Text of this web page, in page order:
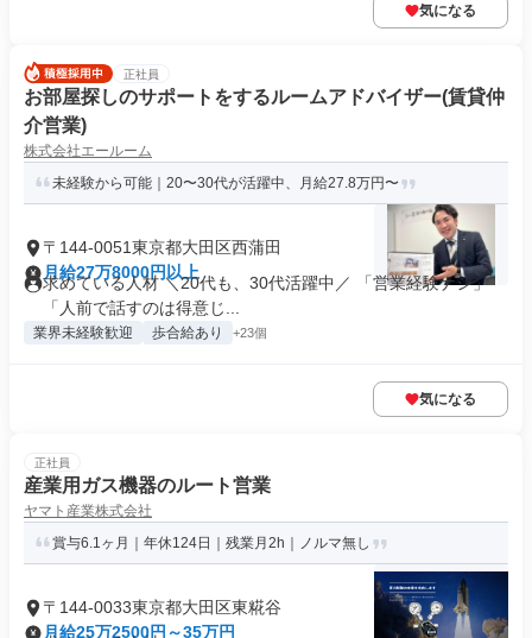
気になる
正社員
お部屋探しのサポートをするルームアドバイザー(賃貸仲
介営業)
株式会社エールーム
未経験から可能｜20〜30代が活躍中、月給27.8万円〜
〒144-0051東京都大田区西蒲田
月給27万8000円以上
求めている人材 ＼20代も、30代活躍中／ 「営業経験ナシ」
「人前で話すのは得意じ...
業界未経験歓迎 歩合給あり +23個
気になる
正社員
産業用ガス機器のルート営業
ヤマト産業株式会社
賞与6.1ヶ月｜年休124日｜残業月2h｜ノルマ無し
〒144-0033東京都大田区東糀谷
月給25万2500円～35万円